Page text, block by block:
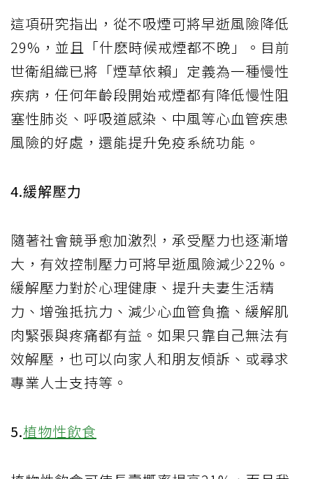
這項研究指出，從不吸煙可將早逝風險降低
29%，並且「什麽時候戒煙都不晚」。目前
世衛組織已將「煙草依賴」定義為一種慢性
疾病，任何年齡段開始戒煙都有降低慢性阻
塞性肺炎、呼吸道感染、中風等心血管疾患
風險的好處，還能提升免疫系統功能。
4.緩解壓力
隨著社會競爭愈加激烈，承受壓力也逐漸增
大，有效控制壓力可將早逝風險減少22%。
緩解壓力對於心理健康、提升夫妻生活精
力、增強抵抗力、減少心血管負擔、緩解肌
肉緊張與疼痛都有益。如果只靠自己無法有
效解壓，也可以向家人和朋友傾訴、或尋求
專業人士支持等。
5.植物性飲食